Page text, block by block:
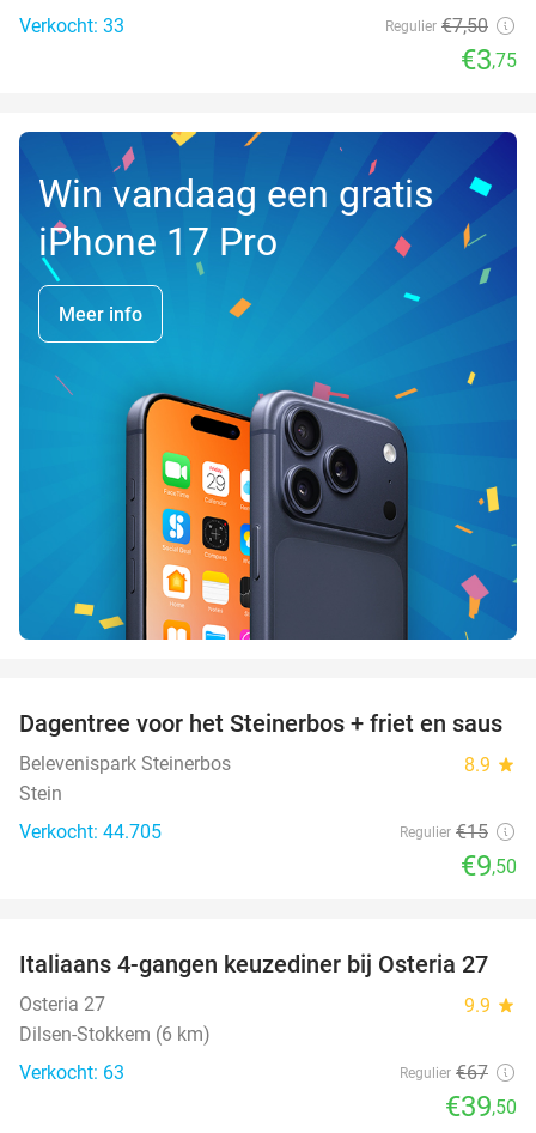
Verkocht: 33
Regulier €7,50
€3,75
Win vandaag een gratis
iPhone 17 Pro
Meer info
37%
Dagentree voor het Steinerbos + friet en saus
Belevenispark Steinerbos 8.9 star
Stein
Verkocht: 44.705
Regulier €15
€9,50
41%
Italiaans 4-gangen keuzediner bij Osteria 27
Osteria 27 9.9 star
Dilsen-Stokkem (6 km)
Verkocht: 63
Regulier €67
€39,50